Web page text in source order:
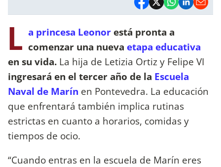
L a princesa Leonor está pronta a
comenzar una nueva etapa educativa
en su vida. La hija de Letizia Ortiz y Felipe VI
ingresará en el tercer año de la Escuela
Naval de Marín en Pontevedra. La educación
que enfrentará también implica rutinas
estrictas en cuanto a horarios, comidas y
tiempos de ocio.
“Cuando entras en la escuela de Marín eres